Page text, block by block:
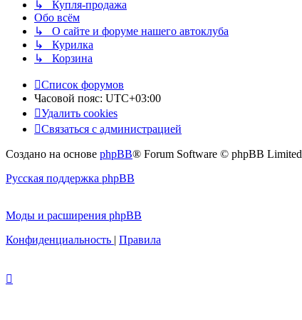
↳ Купля-продажа
Обо всём
↳ О сайте и форуме нашего автоклуба
↳ Курилка
↳ Корзина
Список форумов
Часовой пояс: UTC+03:00
Удалить cookies
Связаться с администрацией
Создано на основе phpBB® Forum Software © phpBB Limited
Русская поддержка phpBB
Моды и расширения phpBB
Конфиденциальность | Правила